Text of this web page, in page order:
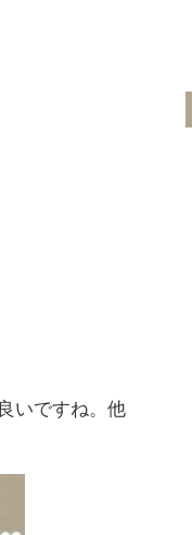
いですね。他